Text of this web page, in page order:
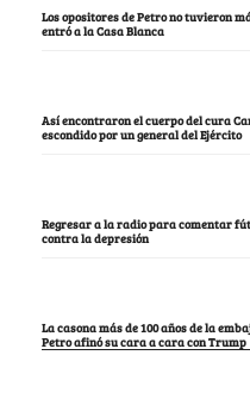
Los opositores de Petro no tuvieron
entró a la Casa Blanca
Así encontraron el cuerpo del cura
escondido por un general del Ejército
Regresar a la radio para comentar
contra la depresión
La casona más de 100 años de la
Petro afinó su cara a cara con Trump